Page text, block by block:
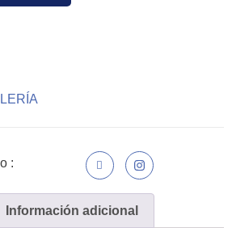
:
Información adicional